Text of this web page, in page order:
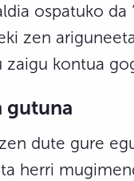
ospatuko
zen
kontua
gutuna
dute gure
herri